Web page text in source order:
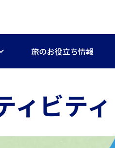
旅のお役立ち情報
ィビティ